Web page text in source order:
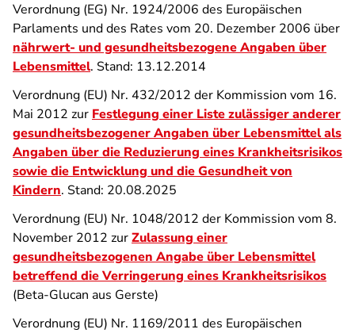
Verordnung (EG) Nr. 1924/2006 des Europäischen
Parlaments und des Rates vom 20. Dezember 2006 über
nährwert- und gesundheitsbezogene Angaben über
Lebensmittel. Stand: 13.12.2014
Verordnung (EU) Nr. 432/2012 der Kommission vom 16.
Mai 2012 zur Festlegung einer Liste zulässiger anderer
gesundheitsbezogener Angaben über Lebensmittel als
Angaben über die Reduzierung eines Krankheitsrisikos
sowie die Entwicklung und die Gesundheit von
Kindern. Stand: 20.08.2025
Verordnung (EU) Nr. 1048/2012 der Kommission vom 8.
November 2012 zurZulassung einer
gesundheitsbezogenen Angabe über Lebensmittel
betreffend die Verringerung eines Krankheitsrisikos
(Beta-Glucan aus Gerste)
Verordnung (EU) Nr. 1169/2011 des Europäischen